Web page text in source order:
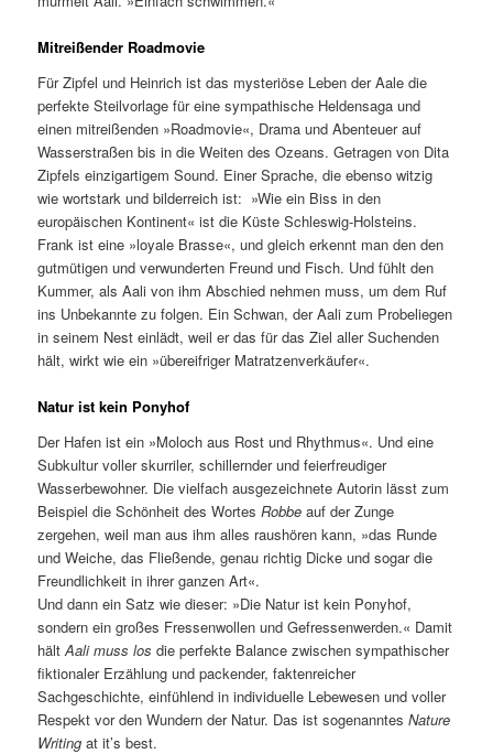
Mitreißender Roadmovie
Für Zipfel und Heinrich ist das mysteriöse Leben der Aale die
perfekte Steilvorlage für eine sympathische Heldensaga und
einen mitreißenden »Roadmovie«, Drama und Abenteuer auf
Wasserstraßen bis in die Weiten des Ozeans. Getragen von Dita
Zipfels einzigartigem Sound. Einer Sprache, die ebenso witzig
wie wortstark und bilderreich ist: »Wie ein Biss in den
europäischen Kontinent« ist die Küste Schleswig-Holsteins.
Frank ist eine »loyale Brasse«, und gleich erkennt man den den
gutmütigen und verwunderten Freund und Fisch. Und fühlt den
Kummer, als Aali von ihm Abschied nehmen muss, um dem Ruf
ins Unbekannte zu folgen. Ein Schwan, der Aali zum Probeliegen
in seinem Nest einlädt, weil er das für das Ziel aller Suchenden
hält, wirkt wie ein »übereifriger Matratzenverkäufer«.
Natur ist kein Ponyhof
Der Hafen ist ein »Moloch aus Rost und Rhythmus«. Und eine
Subkultur voller skurriler, schillernder und feierfreudiger
Wasserbewohner. Die vielfach ausgezeichnete Autorin lässt zum
Beispiel die Schönheit des WortesRobbe auf der Zunge
zergehen, weil man aus ihm alles raushören kann, »das Runde
und Weiche, das Fließende, genau richtig Dicke und sogar die
Freundlichkeit in ihrer ganzen Art«.
Und dann ein Satz wie dieser: »Die Natur ist kein Ponyhof,
sondern ein großes Fressenwollen und Gefressenwerden.« Damit
hältAali muss los die perfekte Balance zwischen sympathischer
fiktionaler Erzählung und packender, faktenreicher
Sachgeschichte, einfühlend in individuelle Lebewesen und voller
Respekt vor den Wundern der Natur. Das ist sogenanntesNature
Writing at it’s best.